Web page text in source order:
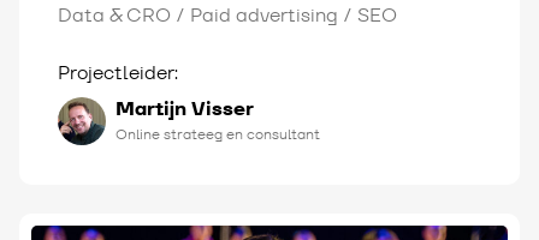
Data & CRO Paid advertising SEO
Projectleider:
Martijn Visser
Online strateeg en consultant